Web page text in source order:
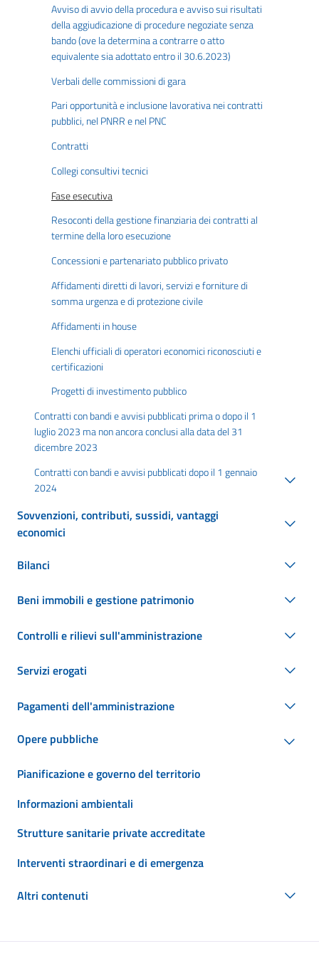
Avviso di avvio della procedura e avviso sui risultati
della aggiudicazione di procedure negoziate senza
bando (ove la determina a contrarre o atto
equivalente sia adottato entro il 30.6.2023)
Verbali delle commissioni di gara
Pari opportunità e inclusione lavorativa nei contratti
pubblici, nel PNRR e nel PNC
Contratti
Collegi consultivi tecnici
Fase esecutiva
Resoconti della gestione finanziaria dei contratti al
termine della loro esecuzione
Concessioni e partenariato pubblico privato
Affidamenti diretti di lavori, servizi e forniture di
somma urgenza e di protezione civile
Affidamenti in house
Elenchi ufficiali di operatori economici riconosciuti e
certificazioni
Progetti di investimento pubblico
Contratti con bandi e avvisi pubblicati prima o dopo il 1
luglio 2023 ma non ancora conclusi alla data del 31
dicembre 2023
Contratti con bandi e avvisi pubblicati dopo il 1 gennaio
2024
Sovvenzioni, contributi, sussidi, vantaggi
economici
Bilanci
Beni immobili e gestione patrimonio
Controlli e rilievi sull'amministrazione
Servizi erogati
Pagamenti dell'amministrazione
Opere pubbliche
Pianificazione e governo del territorio
Informazioni ambientali
Strutture sanitarie private accreditate
Interventi straordinari e di emergenza
Altri contenuti